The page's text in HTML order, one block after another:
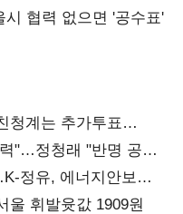
협력 없으면 '공수표'
청계는 추가투표
"…정청래 "반명 공세
정유, 에너지안보
휘발윳값 1909원